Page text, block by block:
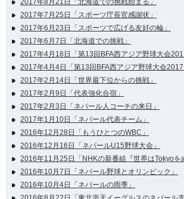
2017年8月21日「北海道での挑戦始まる」
2017年7月25日「スポーツ庁長官感謝状」
2017年6月23日「スポーツで広げる友好の輪」
2017年6月7日「北海道での挑戦」
2017年4月18日「第13回BFA西アジア野球大会
2017年4月4日「第13回BFA西アジア野球大会2017
2017年2月14日「世界最下位からの挑戦」
2017年2月9日「代表強化合宿」
2017年2月3日「ネパール人コーチの来日」
2017年1月10日「ネパール代表チーム」
2016年12月28日「もうひとつのWBC」
2016年12月16日「ネパールU15野球大会」
2016年11月25日「NHKの新番組『世界はTokyoを
2016年10月7日「ネパール野球とオリンピック」
2016年10月4日「ネパールの雨季」